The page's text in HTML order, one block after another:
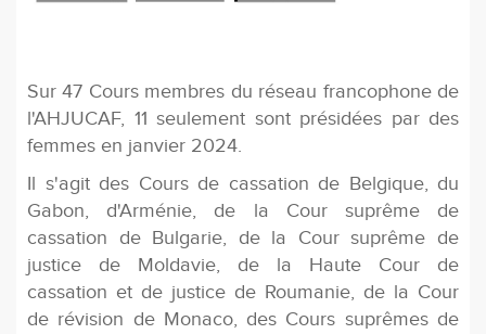
Sur 47 Cours membres du réseau francophone de
l'AHJUCAF, 11 seulement sont présidées par des
femmes en janvier 2024.
Il s'agit des Cours de cassation de Belgique, du
Gabon, d'Arménie, de la Cour suprême de
cassation de Bulgarie, de la Cour suprême de
justice de Moldavie, de la Haute Cour de
cassation et de justice de Roumanie, de la Cour
de révision de Monaco, des Cours suprêmes de